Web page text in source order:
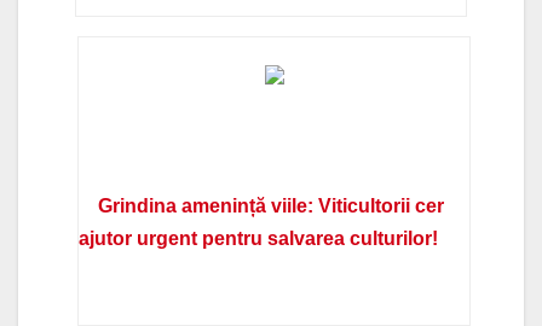
Grindina amenință viile: Viticultorii cer
ajutor urgent pentru salvarea culturilor!